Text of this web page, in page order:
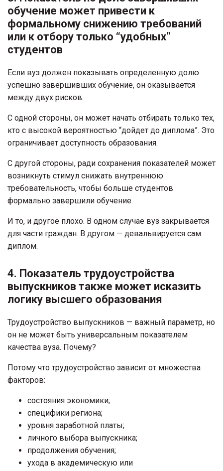
обучение может привести к
формальному снижению требований
или к отбору только “удобных”
студентов
Если вуз должен показывать определенную долю
успешно завершивших обучение, он оказывается
между двух рисков.
С одной стороны, он может начать отбирать только тех,
кто с высокой вероятностью “дойдет до диплома”. Это
ограничивает доступность образования.
С другой стороны, ради сохранения показателей может
возникнуть стимул снижать внутреннюю
требовательность, чтобы больше студентов
формально завершили обучение.
И то, и другое плохо. В одном случае вуз закрывается
для части граждан. В другом — девальвируется сам
диплом.
4. Показатель трудоустройства
выпускников также может исказить
логику высшего образования
Трудоустройство выпускников — важный параметр, но
он не может быть универсальным показателем
качества вуза. Почему?
Потому что трудоустройство зависит от множества
факторов:
состояния экономики;
специфики региона;
уровня заработной платы;
личного выбора выпускника;
продолжения обучения;
ухода в академическую или